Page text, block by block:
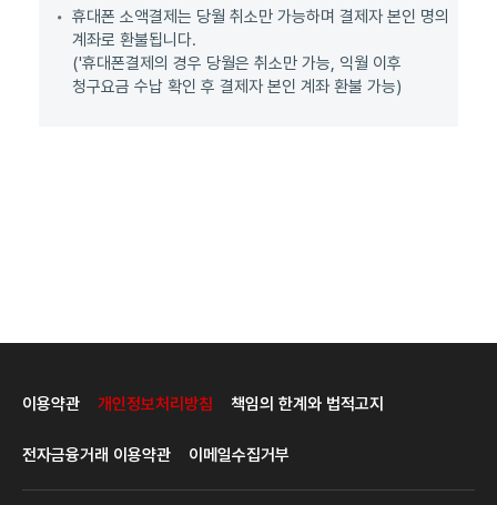
휴대폰 소액결제는 당월 취소만 가능하며 결제자 본인 명의
계좌로 환불됩니다.
('휴대폰결제의 경우 당월은 취소만 가능, 익월 이후
청구요금 수납 확인 후 결제자 본인 계좌 환불 가능)
이용약관 개인정보처리방침 책임의 한계와 법적고지
전자금융거래 이용약관 이메일수집거부